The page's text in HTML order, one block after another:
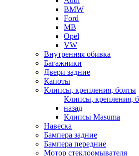
BMW
Ford
MB
Opel
VW
Внутренняя обивка
Багажники
Двери задние
Капоты
Клипсы, крепления, болты
Клипсы, крепления,
назад
Клипсы Masuma
Навеска
Бампера задние
Бампера передние
Мотор стеклоомывателя